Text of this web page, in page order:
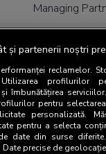
Managing
și partenerii noștri
reclamelor.
profilurilor
și îmbunătățirea
pentru
personalizată.
pentru a selecta
date din surse
precise de